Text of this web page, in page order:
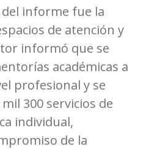
informe fue la
de atención y
informó que se
académicas a
profesional y se
300 servicios de
individual,
de la